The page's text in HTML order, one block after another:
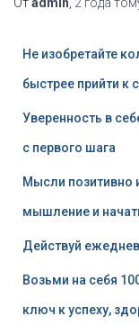
Не изобретайте
быстрее прийти к
Уверенность в
с первого шага
Мысли позитивно
мышление и
Действуй
Возьми на себя
ключ к успеху,